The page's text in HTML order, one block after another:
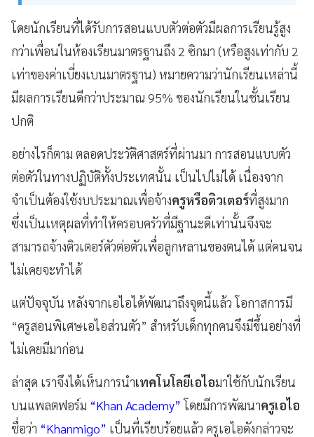
โดยนักเรียนที่ได้รับการสอนแบบตัวต่อตัวมีผลการเรียนรู้สูง
กว่าเพื่อนในห้องเรียนมาตรฐานถึง 2 ซิกมา (หรือสูงเท่ากับ 2
เท่าของค่าเบี่ยงเบนมาตรฐาน) หมายความว่านักเรียนเหล่านี้
มีผลการเรียนดีกว่าประมาณ 95% ของนักเรียนในชั้นเรียน
ปกติ
อย่างไรก็ตาม ตลอดประวัติศาสตร์ที่ผ่านมา การสอนแบบตัว
ต่อตัวในทางปฏิบัติทั้งประเทศนั้น เป็นไปไม่ได้ เนื่องจาก
จำเป็นต้องใช้งบประมาณเพื่อจ้างครูหรือติวเตอร์ที่สูงมาก
ซึ่งเป็นเหตุผลที่ทำให้ครอบครัวที่มีฐานะดีเท่านั้นจึงจะ
สามารถจ้างติวเตอร์ตัวต่อตัวเพื่อลูกหลานของตนได้ แต่คนจน
ไม่เคยจะทำได้
แต่ปัจจุบัน หลังจากเอไอได้พัฒนาถึงจุดนี้แล้ว โอกาสการมี
“ครูสอนพิเศษเอไอส่วนตัว” สำหรับเด็กทุกคนจึงมีขึ้นอย่างที่
ไม่เคยมีมาก่อน
ล่าสุด เราจึงได้เห็นการนำเทคโนโลยีเอไอมาใช้กับนักเรียน
บนแพลตฟอร์ม “Khan Academy”โดยมีการพัฒนาครูเอไอ
ชื่อว่า “Khanmigo” เป็นที่เรียบร้อยแล้ว ครูเอไอดังกล่าวจะ